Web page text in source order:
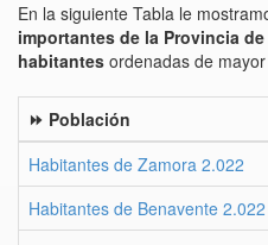
En la siguiente Tabla le
importantes de la Provincia
habitantes ordenadas de
⏩ Población
Habitantes de Zamora 2.022
Habitantes de Benavente 2.022